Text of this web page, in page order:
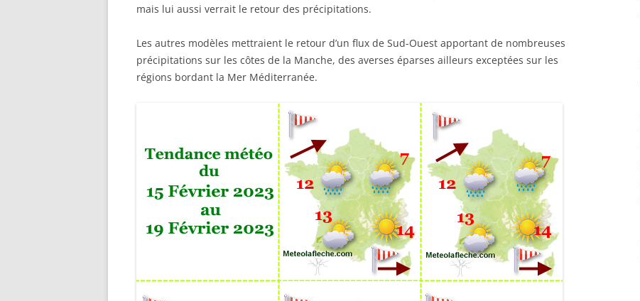
mais lui aussi verrait le retour des précipitations.
Les autres modèles mettraient le retour d’un flux de Sud-Ouest apportant de nombreuses
précipitations sur les côtes de la Manche, des averses éparses ailleurs exceptées sur les
régions bordant la Mer Méditerranée.